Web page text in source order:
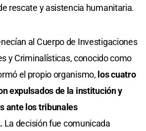
rescate y asistencia humanitaria.
al Cuerpo de Investigaciones
y Criminalísticas, conocido como
el propio organismo, los cuatro
expulsados de la institución y
ante los tribunales
La decisión fue comunicada